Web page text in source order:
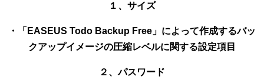
１、サイズ
・「EASEUS Todo Backup Free」によって作成するバッ
クアップイメージの圧縮レベルに関する設定項目
２、パスワード